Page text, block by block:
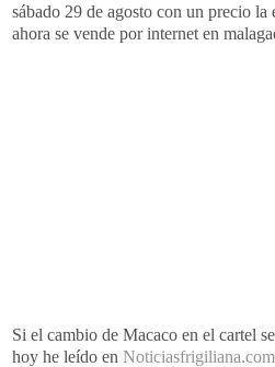
sábado 29 de agosto con un precio la
ahora se vende porinternet en
Si el cambio de Macaco en el cartel
hoy he leído en Noticiasfrigiliana.com